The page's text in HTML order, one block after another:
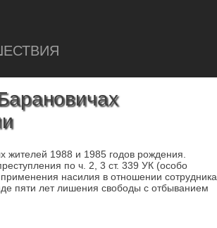
жителей 1988 и 1985 годов рождения.
по ч. 2, 3 ст. 339 УК (особо
насилия в отношении сотрудника
пяти лет лишения свободы с отбыванием